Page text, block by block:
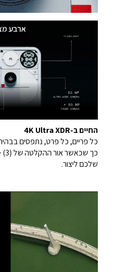
החיים ב-4K Ultra XDR
שלכם ליצור.